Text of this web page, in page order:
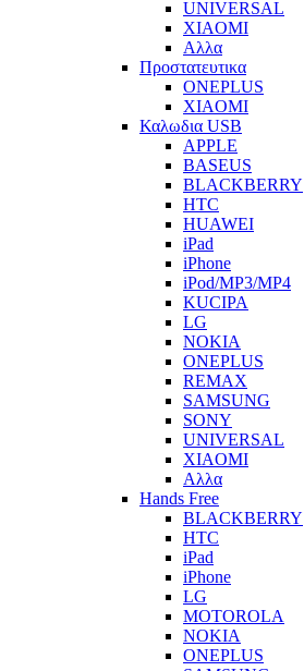
UNIVERSAL
XIAOMI
Αλλα
Προστατευτικα
ONEPLUS
XIAOMI
Καλωδια USB
APPLE
BASEUS
BLACKBERRY
HTC
HUAWEI
iPad
iPhone
iPod/MP3/MP4
KUCIPA
LG
NOKIA
ONEPLUS
REMAX
SAMSUNG
SONY
UNIVERSAL
XIAOMI
Αλλα
Hands Free
BLACKBERRY
HTC
iPad
iPhone
LG
MOTOROLA
NOKIA
ONEPLUS